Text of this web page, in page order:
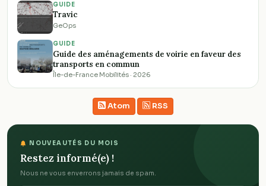
GUIDE
Travic
GeOps
GUIDE
Guide des aménagements de voirie en faveur des
transports en commun
Île-de-France Mobilités · 2026
Atom RSS
NOUVEAUTÉS DU MOIS
Restez informé(e) !
Nous ne vous enverrons jamais de spam.